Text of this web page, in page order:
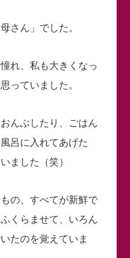
さん」でした。
れ、私も大きくなっ
っていました。
んぶしたり、ごはん
呂に入れてあげた
ました（笑）
の、すべてが新鮮で
くらませて、いろん
たのを覚えていま